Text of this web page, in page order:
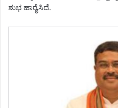
ಶುಭ ಹಾರೈಸಿದೆ.